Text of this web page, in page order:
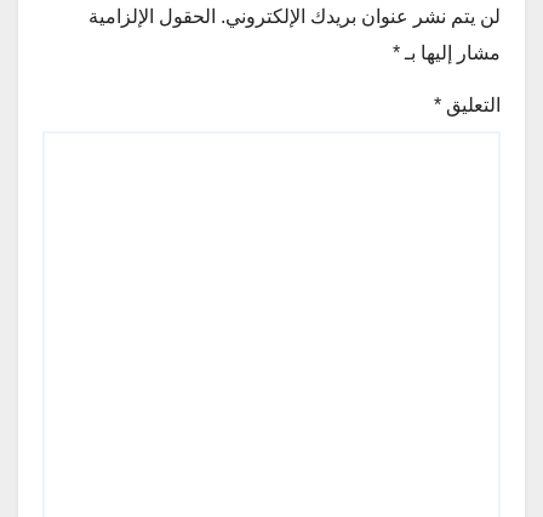
لن يتم نشر عنوان بريدك الإلكتروني. الحقول الإلزامية
مشار إليها بـ *
التعليق *